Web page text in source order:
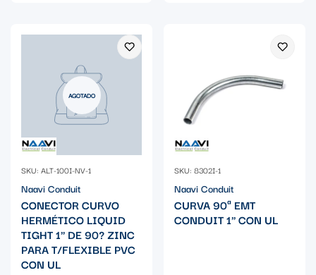
AGOTADO
SKU: ALT-100I-NV-1
Naavi Conduit
CONECTOR CURVO
HERMÉTICO LIQUID
TIGHT 1" DE 90? ZINC
PARA T/FLEXIBLE PVC
CON UL
SKU: 8302I-1
Naavi Conduit
CURVA 90ª EMT
CONDUIT 1" CON UL